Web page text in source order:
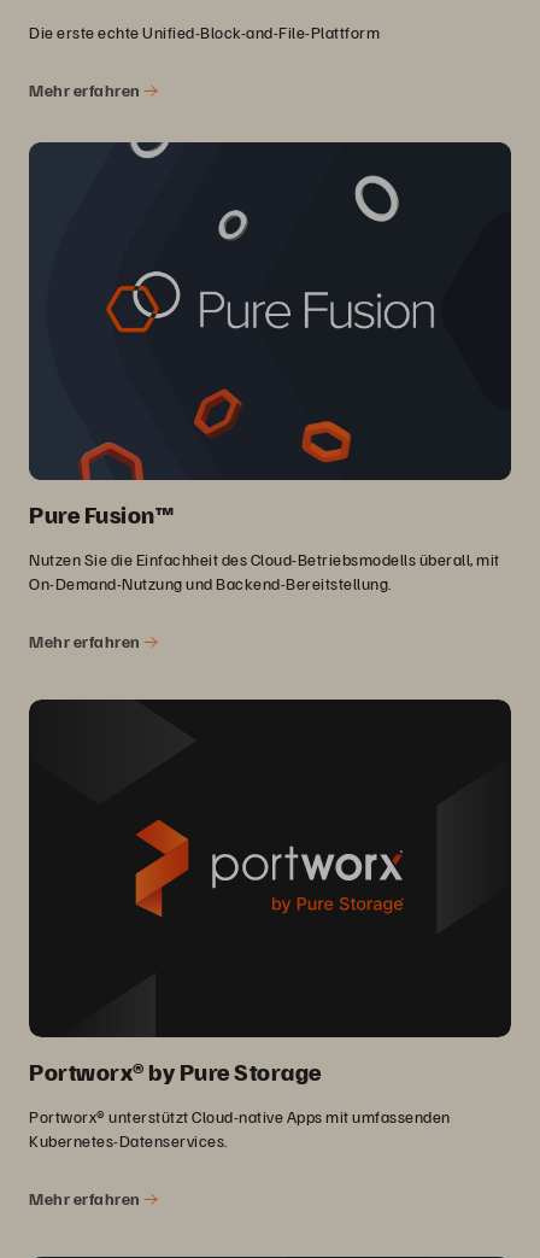
Die erste echte Unified-Block-and-File-Plattform
Mehr erfahren
Pure Fusion™
Nutzen Sie die Einfachheit des Cloud-Betriebsmodells überall, mit
On-Demand-Nutzung und Backend-Bereitstellung.
Mehr erfahren
Portworx® by Pure Storage
Portworx® unterstützt Cloud-native Apps mit umfassenden
Kubernetes-Datenservices.
Mehr erfahren